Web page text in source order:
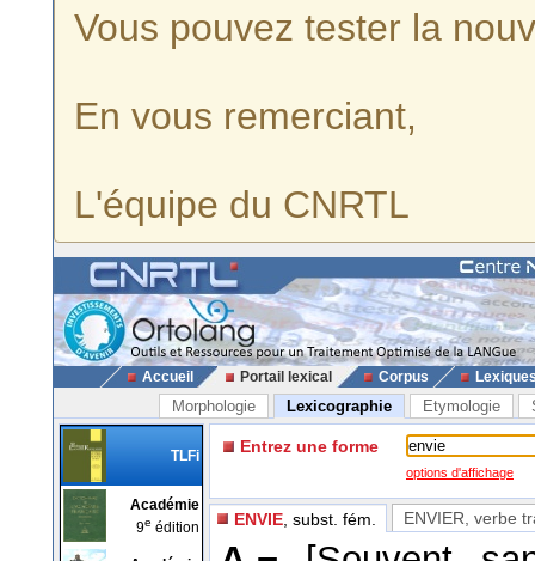
Vous pouvez tester la
En vous remerciant,
L'équipe du CNRTL
Accueil Portail lexical Corpus
Morphologie Lexicographie Etymologie
TLFi
Académie
9e édition
Entrez une forme
options d'affichage
ENVIE , subst. fém. ENVIER , verbe